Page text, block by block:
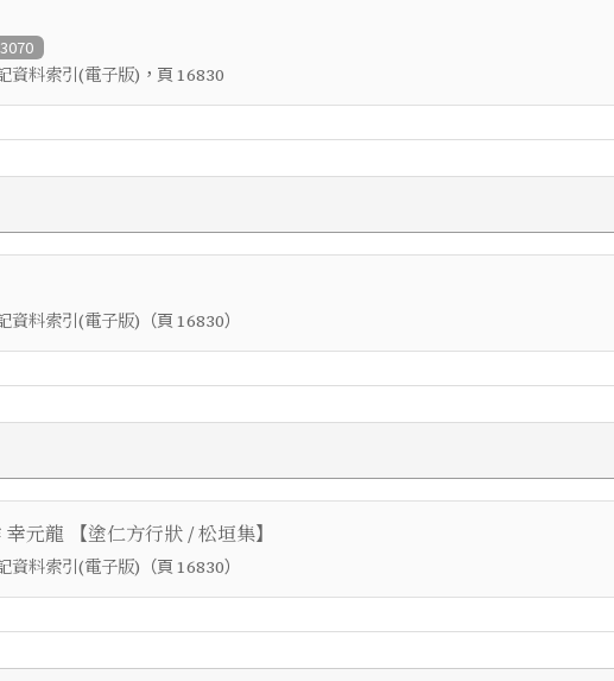
資料索引(電子版) ，頁 16830
資料索引(電子版) （頁 16830）
幸元龍 【塗仁方行狀 / 松垣集】
資料索引(電子版) （頁 16830）